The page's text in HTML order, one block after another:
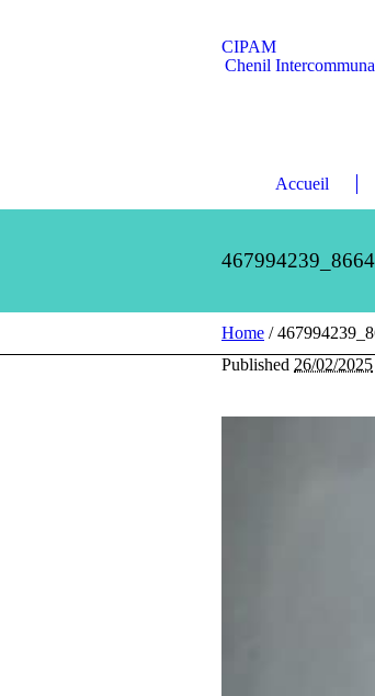
CIPAM
Chenil
Accueil
Home /
Published 26/02/2025